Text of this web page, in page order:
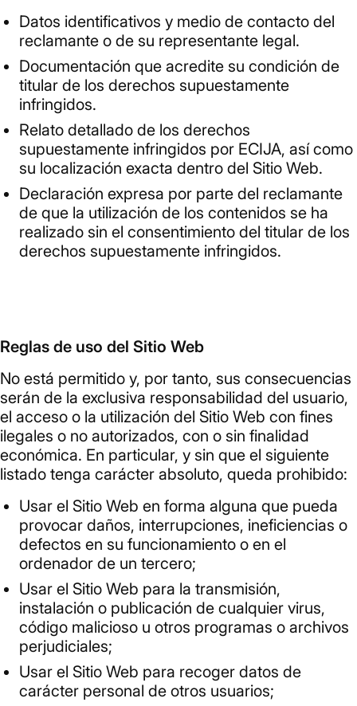
Datos identificativos y medio de contacto del
reclamante o de su representante legal.
Documentación que acredite su condición de
titular de los derechos supuestamente
infringidos.
Relato detallado de los derechos
supuestamente infringidos por ECIJA, así como
su localización exacta dentro del Sitio Web.
Declaración expresa por parte del reclamante
de que la utilización de los contenidos se ha
realizado sin el consentimiento del titular de los
derechos supuestamente infringidos.
Reglas de uso del Sitio Web
No está permitido y, por tanto, sus consecuencias
serán de la exclusiva responsabilidad del usuario,
el acceso o la utilización del Sitio Web con fines
ilegales o no autorizados, con o sin finalidad
económica. En particular, y sin que el siguiente
listado tenga carácter absoluto, queda prohibido:
Usar el Sitio Web en forma alguna que pueda
provocar daños, interrupciones, ineficiencias o
defectos en su funcionamiento o en el
ordenador de un tercero;
Usar el Sitio Web para la transmisión,
instalación o publicación de cualquier virus,
código malicioso u otros programas o archivos
perjudiciales;
Usar el Sitio Web para recoger datos de
carácter personal de otros usuarios;